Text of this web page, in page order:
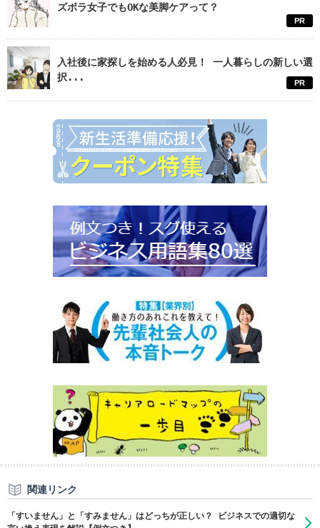
ズボラ女子でもOKな美脚ケアって？
PR
入社後に家探しを始める人必見！ 一人暮らしの新しい選
択...
PR
関連リンク
「すいません」と「すみません」はどっちが正しい？ ビジネスでの適切な